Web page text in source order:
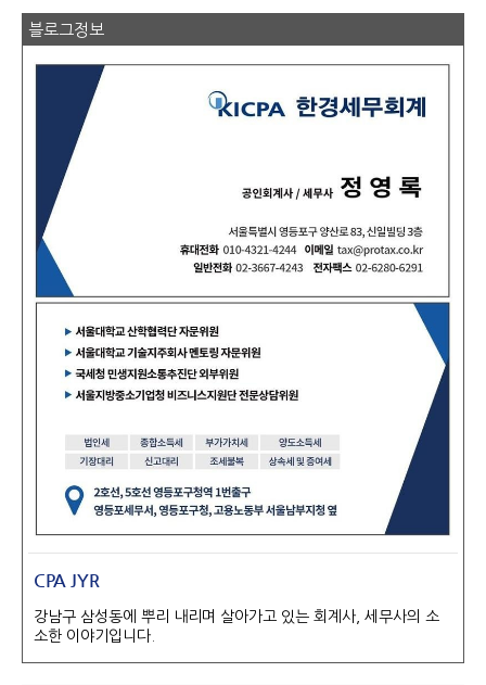
블로그정보
CPA JYR
강남구 삼성동에 뿌리 내리며 살아가고 있는 회계사, 세무사의 소
소한 이야기입니다.